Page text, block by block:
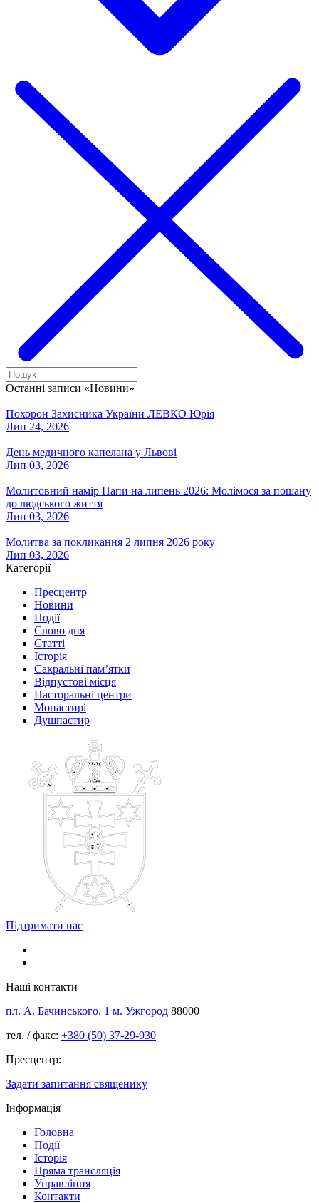
Останні записи «Новини»
Похорон Захисника України ЛЕВКО Юрія
Лип 24, 2026
День медичного капелана у Львові
Лип 03, 2026
Молитовний намір Папи на липень 2026: Молімося за пошану
до людського життя
Лип 03, 2026
Молитва за покликання 2 липня 2026 року
Лип 03, 2026
Категорії
Пресцентр
Новини
Події
Слово дня
Статті
Історія
Сакральні пам’ятки
Відпустові місця
Пасторальні центри
Монастирі
Душпастир
Підтримати нас
Наші контакти
пл. А. Бачинського, 1 м. Ужгород 88000
тел. / факс: +380 (50) 37-29-930
Пресцентр:
Задати запитання священику
Інформація
Головна
Події
Історія
Пряма трансляція
Управління
Контакти